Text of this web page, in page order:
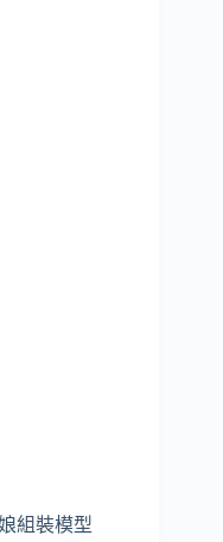
組裝模型